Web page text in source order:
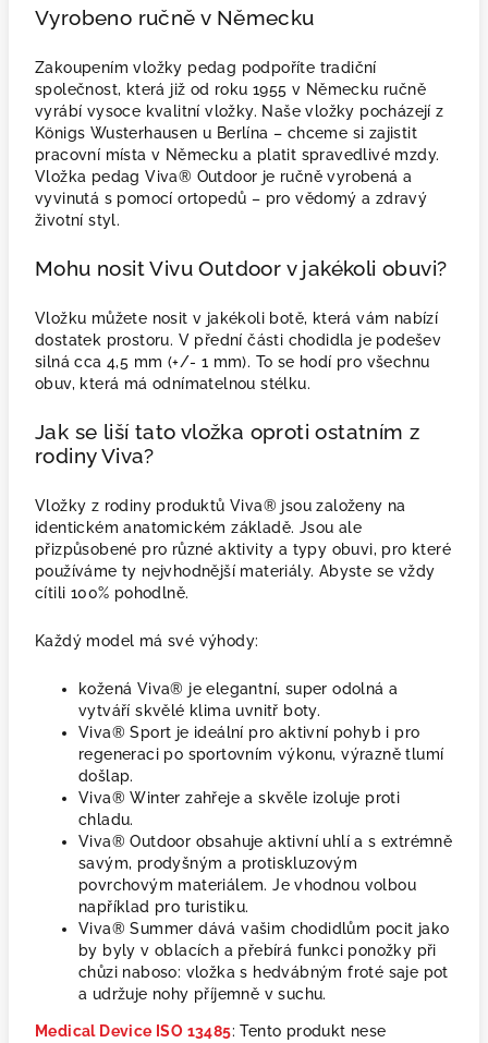
Vyrobeno ručně v Německu
Zakoupením vložky pedag podpoříte tradiční
společnost, která již od roku 1955 v Německu ručně
vyrábí vysoce kvalitní vložky. Naše vložky pocházejí z
Königs Wusterhausen u Berlína – chceme si zajistit
pracovní místa v Německu a platit spravedlivé mzdy.
Vložka pedag Viva® Outdoor je ručně vyrobená a
vyvinutá s pomocí ortopedů – pro vědomý a zdravý
životní styl.
Mohu nosit Vivu Outdoor v jakékoli obuvi?
Vložku můžete nosit v jakékoli botě, která vám nabízí
dostatek prostoru. V přední části chodidla je podešev
silná cca 4,5 mm (+/- 1 mm). To se hodí pro všechnu
obuv, která má odnímatelnou stélku.
Jak se liší tato vložka oproti ostatním z
rodiny Viva?
Vložky z rodiny produktů Viva® jsou založeny na
identickém anatomickém základě. Jsou ale
přizpůsobené pro různé aktivity a typy obuvi, pro které
používáme ty nejvhodnější materiály. Abyste se vždy
cítili 100% pohodlně.
Každý model má své výhody:
kožená Viva® je elegantní, super odolná a
vytváří skvělé klima uvnitř boty.
Viva® Sport je ideální pro aktivní pohyb i pro
regeneraci po sportovním výkonu, výrazně tlumí
došlap.
Viva® Winter zahřeje a skvěle izoluje proti
chladu.
Viva® Outdoor obsahuje aktivní uhlí a s extrémně
savým, prodyšným a protiskluzovým
povrchovým materiálem. Je vhodnou volbou
například pro turistiku.
Viva® Summer dává vašim chodidlům pocit jako
by byly v oblacích a přebírá funkci ponožky při
chůzi naboso: vložka s hedvábným froté saje pot
a udržuje nohy příjemně v suchu.
Medical Device ISO 13485: Tento produkt nese